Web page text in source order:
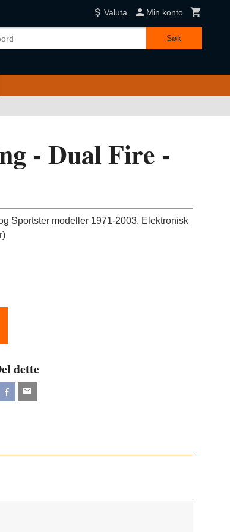
Valuta Min konto
Søk
- Dual Fire -
Sportster modeller 1971-2003. Elektronisk
dette